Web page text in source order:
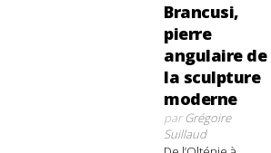
Brancusi,
pierre
angulaire de
la sculpture
moderne
parGrégoire
Suillaud